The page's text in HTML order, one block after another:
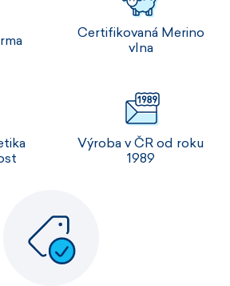
Certifikovaná Merino
vlna
Výroba v ČR od roku
1989